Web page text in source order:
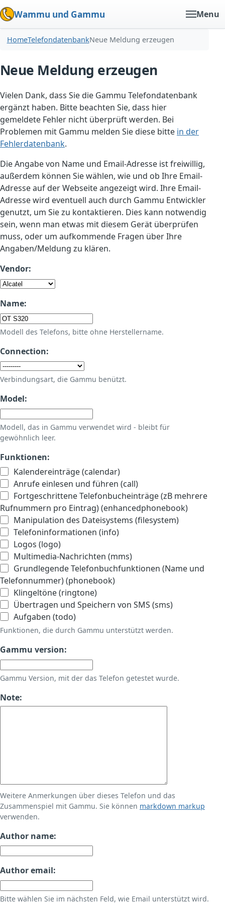
Wammu und Gammu Menu
HomeTelefondatenbankNeue Meldung erzeugen
Neue Meldung erzeugen
Vielen Dank, dass Sie die Gammu Telefondatenbank
ergänzt haben. Bitte beachten Sie, dass hier
gemeldete Fehler nicht überprüft werden. Bei
Problemen mit Gammu melden Sie diese bitte in der
Fehlerdatenbank.
Die Angabe von Name und Email-Adresse ist freiwillig,
außerdem können Sie wählen, wie und ob Ihre Email-
Adresse auf der Webseite angezeigt wird. Ihre Email-
Adresse wird eventuell auch durch Gammu Entwickler
genutzt, um Sie zu kontaktieren. Dies kann notwendig
sein, wenn man etwas mit diesem Gerät überprüfen
muss, oder um aufkommende Fragen über Ihre
Angaben/Meldung zu klären.
Vendor:
Name:
Modell des Telefons, bitte ohne Herstellername.
Connection:
Verbindungsart, die Gammu benützt.
Model:
Modell, das in Gammu verwendet wird - bleibt für
gewöhnlich leer.
Funktionen:
Kalendereinträge (calendar)
Anrufe einlesen und führen (call)
Fortgeschrittene Telefonbucheinträge (zB mehrere
Rufnummern pro Eintrag) (enhancedphonebook)
Manipulation des Dateisystems (filesystem)
Telefoninformationen (info)
Logos (logo)
Multimedia-Nachrichten (mms)
Grundlegende Telefonbuchfunktionen (Name und
Telefonnummer) (phonebook)
Klingeltöne (ringtone)
Übertragen und Speichern von SMS (sms)
Aufgaben (todo)
Funktionen, die durch Gammu unterstützt werden.
Gammu version:
Gammu Version, mit der das Telefon getestet wurde.
Note:
Weitere Anmerkungen über dieses Telefon und das
Zusammenspiel mit Gammu. Sie können markdown markup
verwenden.
Author name:
Author email:
Bitte wählen Sie im nächsten Feld, wie Email unterstützt wird.